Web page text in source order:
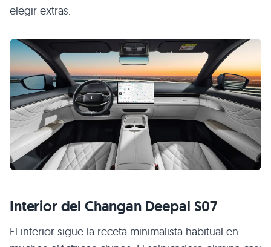
elegir extras.
Interior del Changan Deepal S07
El interior sigue la receta minimalista habitual en